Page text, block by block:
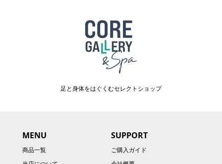
足と身体をはぐくむセレクトショップ
MENU
商品一覧
SUPPORT
ご購入ガイド